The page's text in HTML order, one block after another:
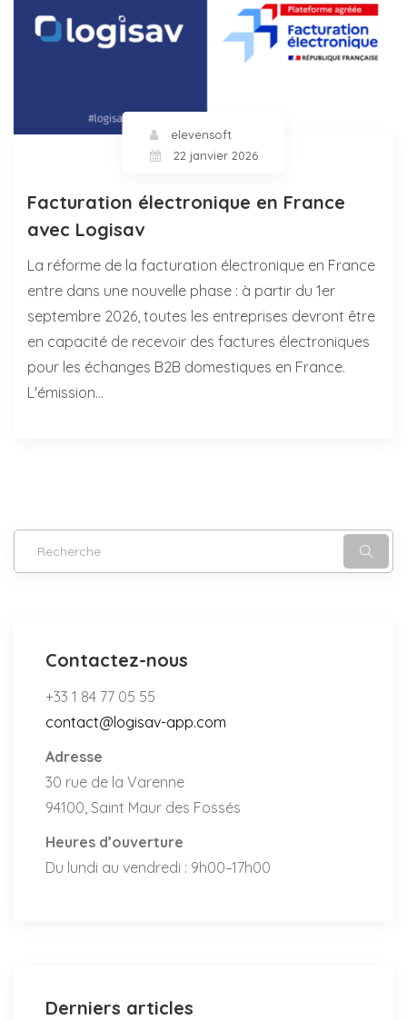
elevensoft
22 janvier 2026
Facturation électronique en France
avec Logisav
La réforme de la facturation électronique en France
entre dans une nouvelle phase : à partir du 1er
septembre 2026, toutes les entreprises devront être
en capacité de recevoir des factures électroniques
pour les échanges B2B domestiques en France.
L'émission…
Contactez-nous
+33 1 84 77 05 55
contact@logisav-app.com
Adresse
30 rue de la Varenne
94100, Saint Maur des Fossés
Heures d’ouverture
Du lundi au vendredi : 9h00–17h00
Derniers articles